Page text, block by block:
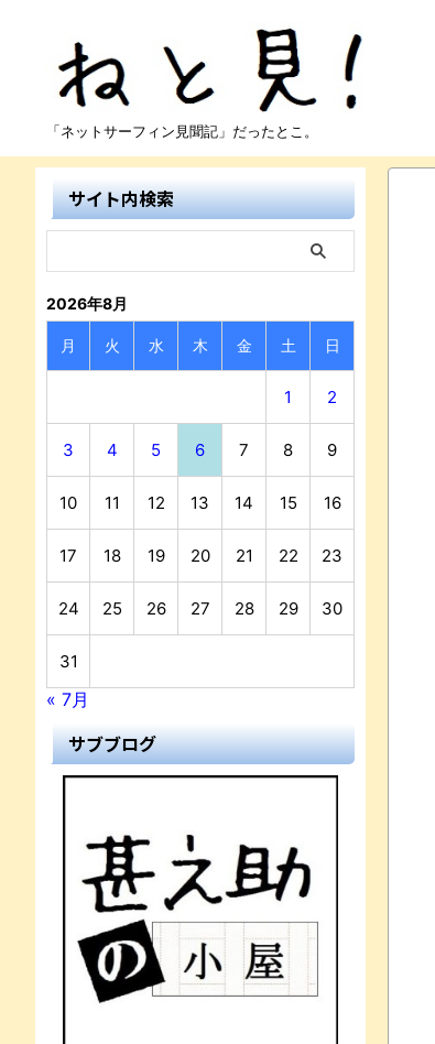
「ネットサーフィン見聞記」だったとこ。
サイト内検索
2026年8月
月 火 水 木 金 土 日
1 2
3 4 5 6 7 8 9
10 11 12 13 14 15 16
17 18 19 20 21 22 23
24 25 26 27 28 29 30
31
« 7月
サブブログ